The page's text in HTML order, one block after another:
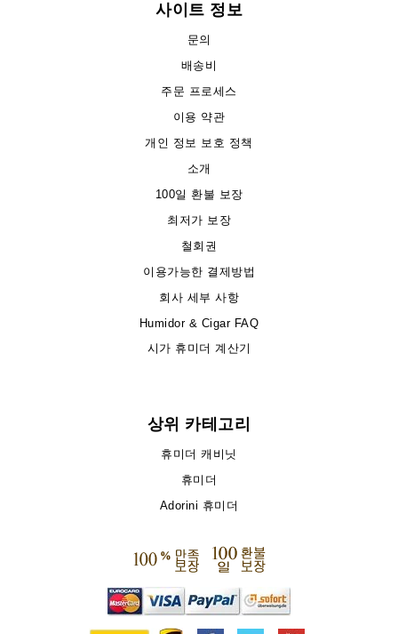
사이트 정보
문의
배송비
주문 프로세스
이용 약관
개인 정보 보호 정책
소개
100일 환불 보장
최저가 보장
철회권
이용가능한 결제방법
회사 세부 사항
Humidor & Cigar FAQ
시가 휴미더 계산기
상위 카테고리
휴미더 캐비닛
휴미더
Adorini 휴미더